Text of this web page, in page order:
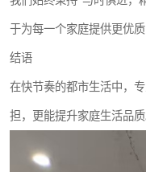
于为每一个家庭提供更优质
结语
在快节奏的都市生活中，
担，更能提升家庭生活品质